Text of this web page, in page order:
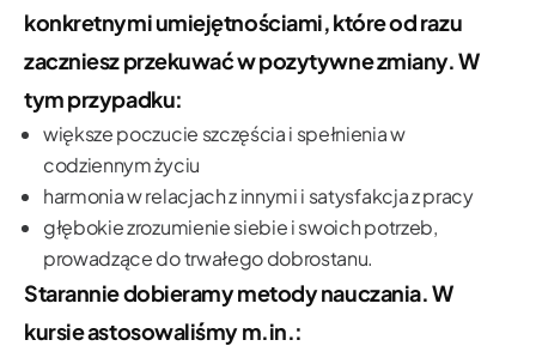
konkretnymi umiejętnościami, które od razu
zaczniesz przekuwać w pozytywne zmiany. W
tym przypadku:
większe poczucie szczęścia i spełnienia w
codziennym życiu
harmonia w relacjach z innymi i satysfakcja z pracy
głębokie zrozumienie siebie i swoich potrzeb,
prowadzące do trwałego dobrostanu.
Starannie dobieramy metody nauczania. W
kursie astosowaliśmy m.in.: